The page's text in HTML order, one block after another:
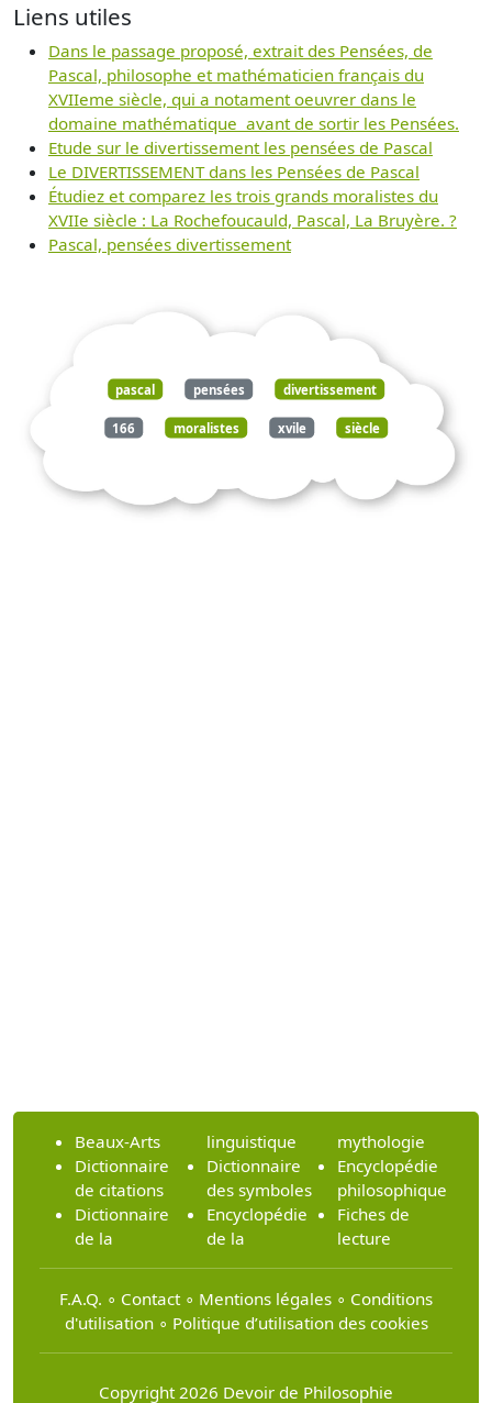
Liens utiles
Dans le passage proposé, extrait des Pensées, de
Pascal, philosophe et mathématicien français du
XVIIeme siècle, qui a notament oeuvrer dans le
domaine mathématique avant de sortir les Pensées.
Etude sur le divertissement les pensées de Pascal
Le DIVERTISSEMENT dans les Pensées de Pascal
Étudiez et comparez les trois grands moralistes du
XVIIe siècle : La Rochefoucauld, Pascal, La Bruyère. ?
Pascal, pensées divertissement
pascal pensées divertissement
166 moralistes xvile siècle
Beaux-Arts
Dictionnaire
de citations
Dictionnaire
de la
linguistique
Dictionnaire
des symboles
Encyclopédie
de la
mythologie
Encyclopédie
philosophique
Fiches de
lecture
F.A.Q. ∘ Contact∘ Mentions légales ∘ Conditions
d'utilisation∘ Politique d’utilisation des cookies
Copyright 2026 Devoir de Philosophie